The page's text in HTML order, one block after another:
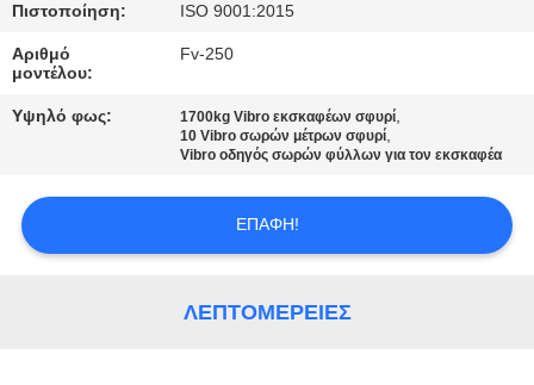
ΜΑΣ
ΕΛΆΤΕ
ΣΕ
ΕΙΔΉΣΕΙΣ
Πιστοποίηση: ISO 9001:2015
Αριθμό
μοντέλου:
Fv-250
Υψηλό φως: 1700kg Vibro εκσκαφέων σφυρί,
10 Vibro σωρών μέτρων σφυρί,
Vibro οδηγός σωρών φύλλων για τον εκσκαφέα
ΕΠΑΦΉ!
ΛΕΠΤΟΜΈΡΕΙΕΣ